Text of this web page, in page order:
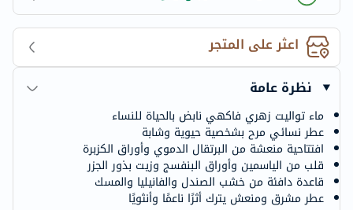
اعثر على المتجر
نظرة عامة
ماء تواليت زهري فاكهي نابض بالحياة للنساء
عطر نسائي مرح بشخصية حيوية وشابة
افتتاحية منعشة من البرتقال الدموي وأوراق الكزبرة
قلب من الياسمين وأوراق البنفسج وزيت بذور الجزر
قاعدة دافئة من خشب الصندل والفانيليا والمسك
عطر مشرق ومنعش يترك أثرًا ناعمًا وأنثويًا